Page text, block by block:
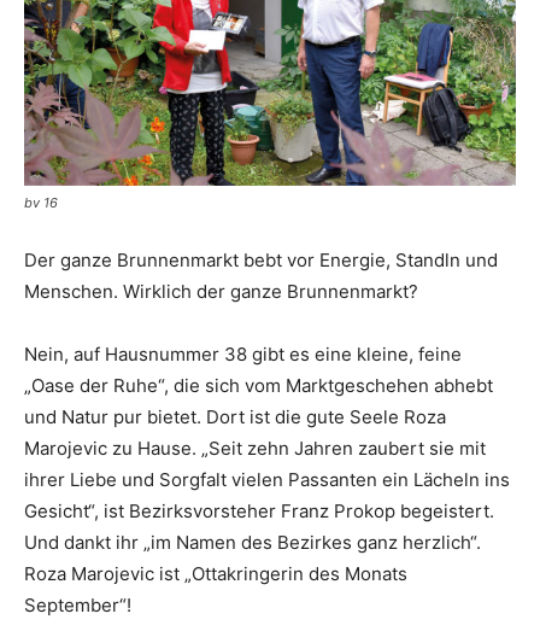
bv 16
Der ganze Brunnenmarkt bebt vor Energie, Standln und
Menschen. Wirklich der ganze Brunnenmarkt?
Nein, auf Hausnummer 38 gibt es eine kleine, feine
„Oase der Ruhe“, die sich vom Marktgeschehen ­abhebt
und Natur pur bietet. Dort ist die gute Seele Roza
Marojevic zu Hause. „Seit zehn Jahren zaubert sie mit
ihrer Liebe und Sorg­falt vielen Passanten ein Lächeln ins
Gesicht“, ist Bezirksvorsteher Franz Prokop begeistert.
Und dankt ihr „im Namen des Bezirkes ganz herzlich“.
Roza Marojevic ist „Ottakrin­gerin des Monats
September“!